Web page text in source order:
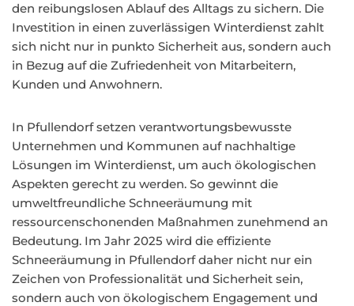
den reibungslosen Ablauf des Alltags zu sichern. Die
Investition in einen zuverlässigen Winterdienst zahlt
sich nicht nur in punkto Sicherheit aus, sondern auch
in Bezug auf die Zufriedenheit von Mitarbeitern,
Kunden und Anwohnern.
In Pfullendorf setzen verantwortungsbewusste
Unternehmen und Kommunen auf nachhaltige
Lösungen im Winterdienst, um auch ökologischen
Aspekten gerecht zu werden. So gewinnt die
umweltfreundliche Schneeräumung mit
ressourcenschonenden Maßnahmen zunehmend an
Bedeutung. Im Jahr 2025 wird die effiziente
Schneeräumung in Pfullendorf daher nicht nur ein
Zeichen von Professionalität und Sicherheit sein,
sondern auch von ökologischem Engagement und